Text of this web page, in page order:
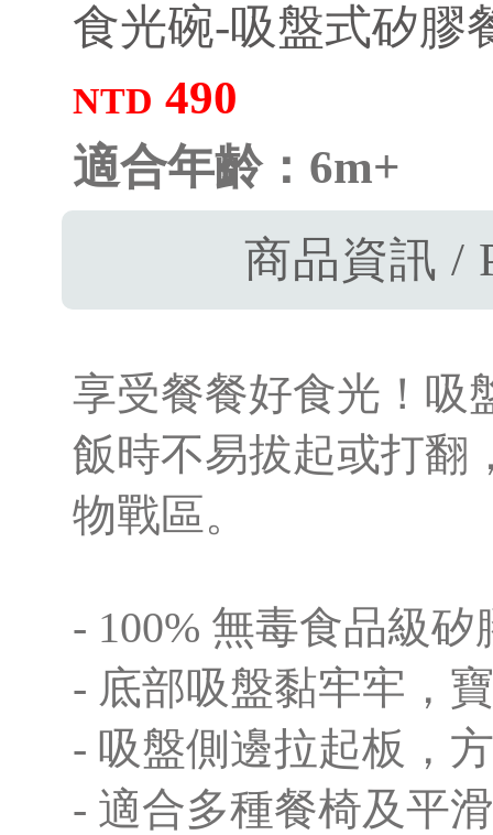
食光碗-吸盤式矽膠
NTD 490
適合年齡：6m+
商品資訊 /
享受餐餐好食光！吸
飯時不易拔起或打翻
物戰區。
- 100% 無毒食品級
- 底部吸盤黏牢牢，
- 吸盤側邊拉起板，
- 適合多種餐椅及平